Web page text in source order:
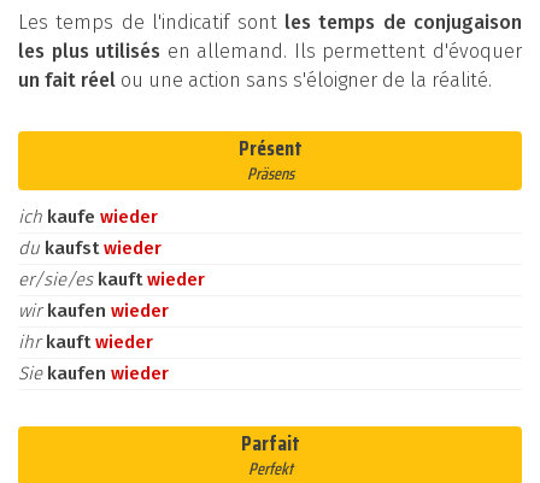
Les temps de l'indicatif sont les temps de conjugaison
les plus utilisés en allemand. Ils permettent d'évoquer
un fait réel ou une action sans s'éloigner de la réalité.
Présent
Präsens
ich kaufe wieder
du kaufstwieder
er/sie/es kauftwieder
wirkaufen wieder
ihrkauftwieder
Sie kaufen wieder
Parfait
Perfekt